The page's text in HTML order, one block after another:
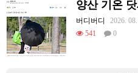
버디버디
2026.
541
0